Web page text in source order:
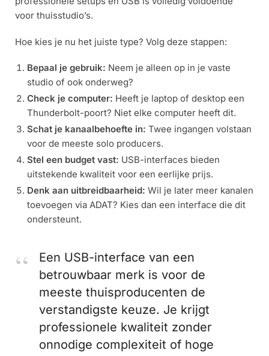
voor thuisstudio’s.
Hoe kies je nu het juiste type? Volg deze stappen:
Bepaal je gebruik: Neem je alleen op in je vaste
studio of ook onderweg?
Check je computer: Heeft je laptop of desktop een
Thunderbolt-poort? Niet elke computer heeft dit.
Schat je kanaalbehoefte in: Twee ingangen volstaan
voor de meeste solo producers.
Stel een budget vast: USB-interfaces bieden
uitstekende kwaliteit voor een eerlijke prijs.
Denk aan uitbreidbaarheid: Wil je later meer kanalen
toevoegen via ADAT? Kies dan een interface die dit
ondersteunt.
Een USB-interface van een
betrouwbaar merk is voor de
meeste thuisproducenten de
verstandigste keuze. Je krijgt
professionele kwaliteit zonder
onnodige complexiteit of hoge